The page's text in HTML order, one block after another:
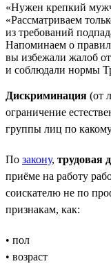
«Нужен крепкий
«Рассматриваем
из требований
Напоминаем о
вы избежали жалоб
и соблюдали нормы
Дискриминация (от
ограничение
группы лиц по
По закону, трудовая
приёме на работу
соискателю не по
признакам, как:
• пол
• возраст